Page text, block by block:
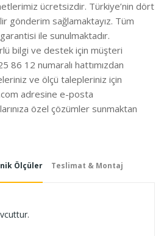
ücretsizdir. Türkiye’nin dört
gönderim sağlamaktayız. Tüm
ile sunulmaktadır.
bilgi ve destek için müşteri
86 12 numaralı hattımızdan
ve ölçü talepleriniz için
adresine e-posta
özel çözümler sunmaktan
Ölçüler Teslimat & Montaj